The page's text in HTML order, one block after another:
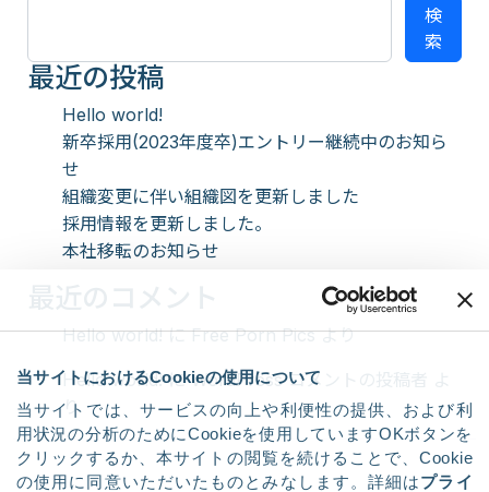
当サイトにおけるCookieの使用について
当サイトでは、サービスの向上や利便性の提供、および利
用状況の分析のためにCookieを使用していますOKボタンを
クリックするか、本サイトの閲覧を続けることで、Cookie
の使用に同意いただいたものとみなします。詳細はプライ
検
索
最近の投稿
Hello world!
新卒採用(2023年度卒)エントリー継続中のお知ら
せ
組織変更に伴い組織図を更新しました
採用情報を更新しました。
本社移転のお知らせ
Hello world!にFree Porn Picsより
Hello world!にWordPress コメントの投稿者
り